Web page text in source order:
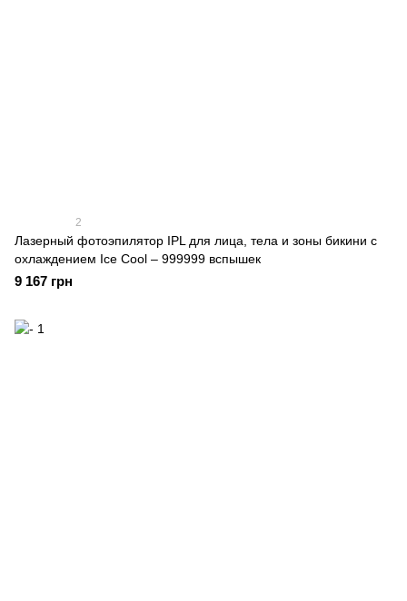
2
Лазерный фотоэпилятор IPL для лица, тела и зоны бикини с
охлаждением Ice Cool – 999999 вспышек
9 167 грн